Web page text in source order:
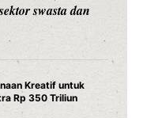
dan
untuk